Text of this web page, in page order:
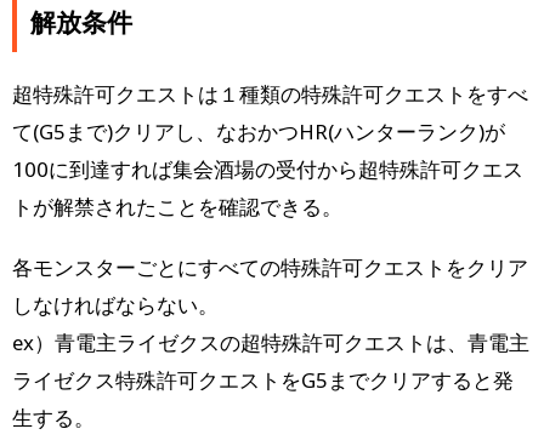
解放条件
超特殊許可クエストは１種類の特殊許可クエストをすべ
て(G5まで)クリアし、なおかつHR(ハンターランク)が
100に到達すれば集会酒場の受付から超特殊許可クエス
トが解禁されたことを確認できる。
各モンスターごとにすべての特殊許可クエストをクリア
しなければならない。
ex）青電主ライゼクスの超特殊許可クエストは、青電主
ライゼクス特殊許可クエストをG5までクリアすると発
生する。